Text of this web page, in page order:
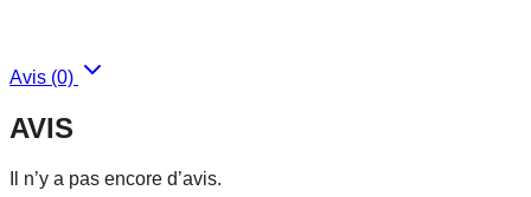
Avis (0)
AVIS
Il n’y a pas encore d’avis.